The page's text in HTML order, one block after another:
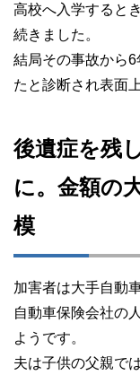
高校へ入学すると
続きました。
結局その事故から
たと診断され表面
後遺症を残
に。金額の
模
加害者は大手自動
自動車保険会社の
ようです。
夫は子供の父親で